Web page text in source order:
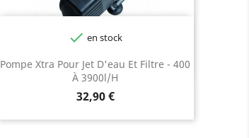
Pompe Xtra Pour Jet D'eau Et Filtre - 400
À 3900l/h
Prix
32,90 €
 en stock